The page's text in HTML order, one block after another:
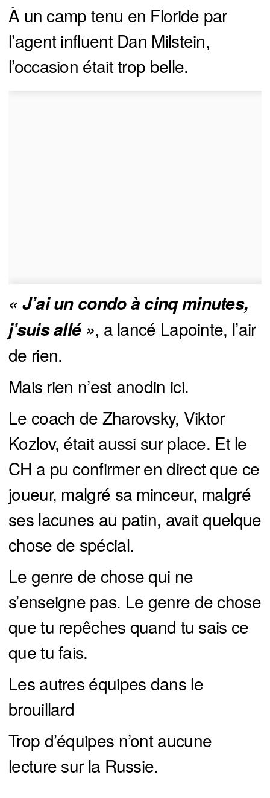
À un camp tenu en Floride par
l’agent influent Dan Milstein,
l’occasion était trop belle.
« J’ai un condo à cinq minutes,
j’suis allé », a lancé Lapointe, l’air
de rien.
Mais rien n’est anodin ici.
Le coach de Zharovsky, Viktor
Kozlov, était aussi sur place. Et le
CH a pu confirmer en direct que ce
joueur, malgré sa minceur, malgré
ses lacunes au patin, avait quelque
chose de spécial.
Le genre de chose qui ne
s’enseigne pas. Le genre de chose
que tu repêches quand tu sais ce
que tu fais.
Les autres équipes dans le
brouillard
Trop d’équipes n’ont aucune
lecture sur la Russie.